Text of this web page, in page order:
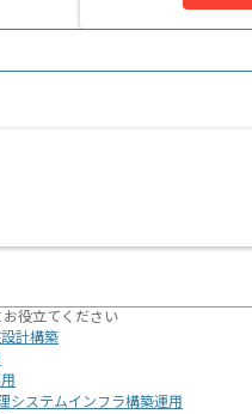
役立てください
計構築
システムインフラ構築運用